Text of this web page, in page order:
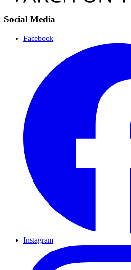
Social Media
Facebook
Instagram